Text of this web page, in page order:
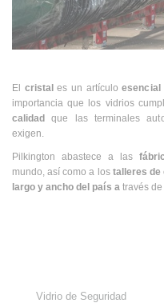
El cristales un artículoesencial
importancia que los vidrios
calidad que las terminales
exigen.
Pilkington abastece a las
mundo, así como a los talleres de
largo y ancho del país a través de
Vidrio de Seguridad